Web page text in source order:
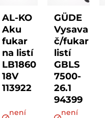
AL-KO
Aku
fukar
na listí
LB1860
18V
113922
není
GÜDE
Vysava
č/fukar
listí
GBLS
7500-
26.1
94399
není